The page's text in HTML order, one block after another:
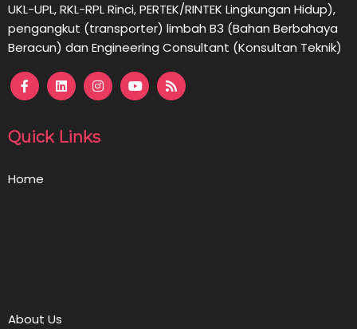
UKL-UPL, RKL-RPL Rinci, PERTEK/RINTEK Lingkungan Hidup),
pengangkut (transporter) limbah B3 (Bahan Berbahaya
Beracun) dan Engineering Consultant (Konsultan Teknik)
Quick Links
Home
About Us